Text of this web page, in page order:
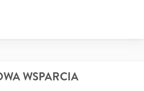
WSPARCIA